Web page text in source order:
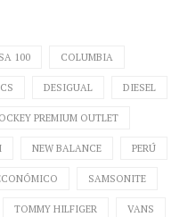
100 COLUMBIA
DESIGUAL DIESEL
PREMIUM OUTLET
NEW BALANCE PERÚ
SAMSONITE
TOMMY HILFIGER VANS